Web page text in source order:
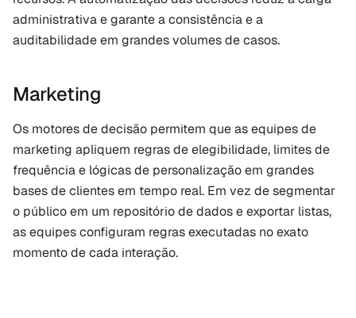
administrativa e garante a consistência e a
auditabilidade em grandes volumes de casos.
Marketing
Os motores de decisão permitem que as equipes de
marketing apliquem regras de elegibilidade, limites de
frequência e lógicas de personalização em grandes
bases de clientes em tempo real. Em vez de segmentar
o público em um repositório de dados e exportar listas,
as equipes configuram regras executadas no exato
momento de cada interação.